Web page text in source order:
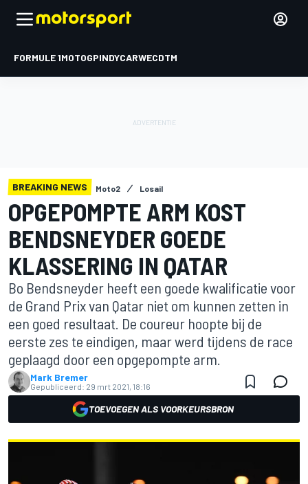
FORMULE 1MOTOGPINDYCARWECDTM
BREAKING NEWS Moto2 Losail
OPGEPOMPTE ARM KOST
BENDSNEYDER GOEDE
KLASSERING IN QATAR
Bo Bendsneyder heeft een goede kwalificatie voor
de Grand Prix van Qatar niet om kunnen zetten in
een goed resultaat. De coureur hoopte bij de
eerste zes te eindigen, maar werd tijdens de race
geplaagd door een opgepompte arm.
Mark Bremer
Gepubliceerd: 29 mrt 2021, 18:16
TOEVOEGEN ALS VOORKEURSBRON